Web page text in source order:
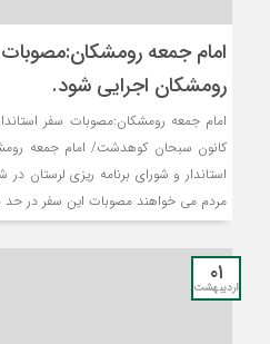
امام جمعه رومشکان:مصوبات
رومشکان اجرایی شود.
امام جمعه رومشکان:مصوبات سفر
کانون سبحان کوهدشت/ امام جمعه
استاندار و شورای برنامه ریزی لرستان
مردم می خواهند مصوبات این سفر در حد
۰۱
اردیبهشت